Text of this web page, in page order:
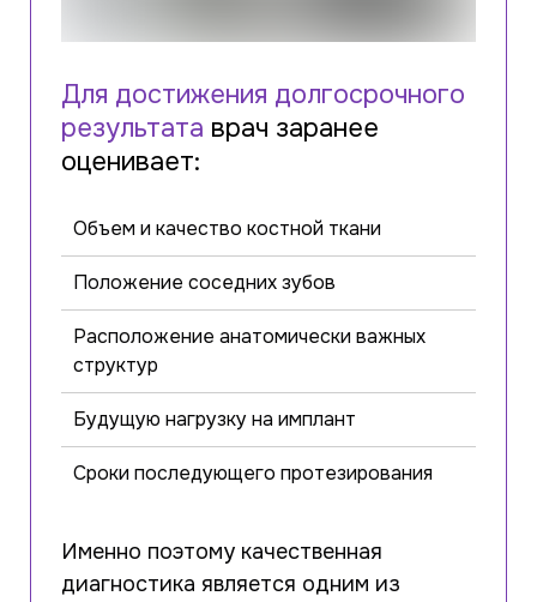
Для достижения долгосрочного
результата врач заранее
оценивает:
Объем и качество костной ткани
Положение соседних зубов
Расположение анатомически важных
структур
Будущую нагрузку на имплант
Сроки последующего протезирования
Именно поэтому качественная
диагностика является одним из